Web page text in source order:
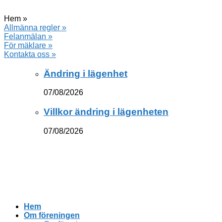
Hem »
Allmänna regler »
Felanmälan »
För mäklare »
Kontakta oss »
Ändring i lägenhet
07/08/2026
Villkor ändring i lägenheten
07/08/2026
Hem
Om föreningen